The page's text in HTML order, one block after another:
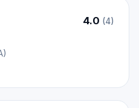
4.0 (4)